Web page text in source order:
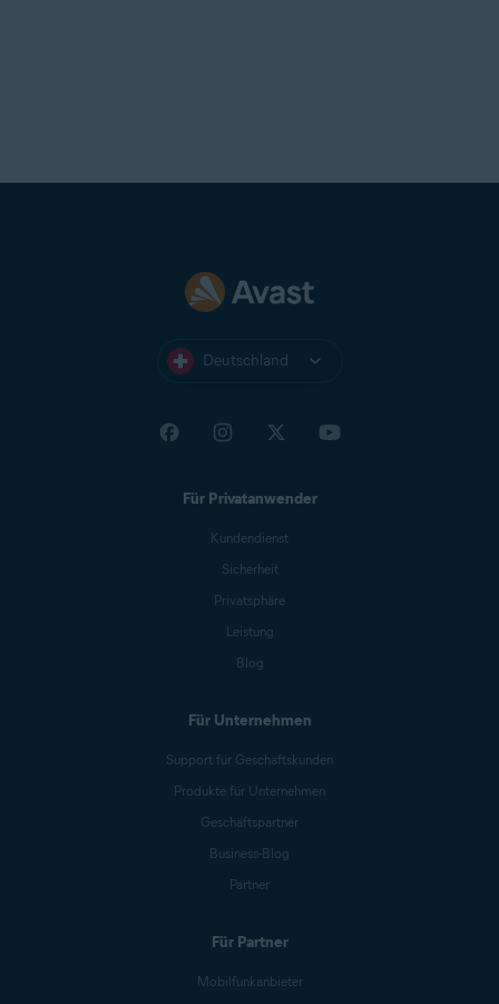
Deutschland
Für Privatanwender
Kundendienst
Sicherheit
Privatsphäre
Leistung
Blog
Für Unternehmen
Support für Geschäftskunden
Produkte für Unternehmen
Geschäftspartner
Business-Blog
Partner
Für Partner
Mobilfunkanbieter